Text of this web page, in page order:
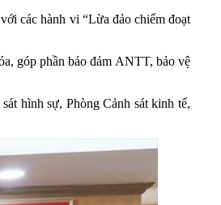
các hành vi “Lừa đảo chiếm đoạt
góp phần bảo đảm ANTT, bảo vệ
hình sự, Phòng Cảnh sát kinh tế,